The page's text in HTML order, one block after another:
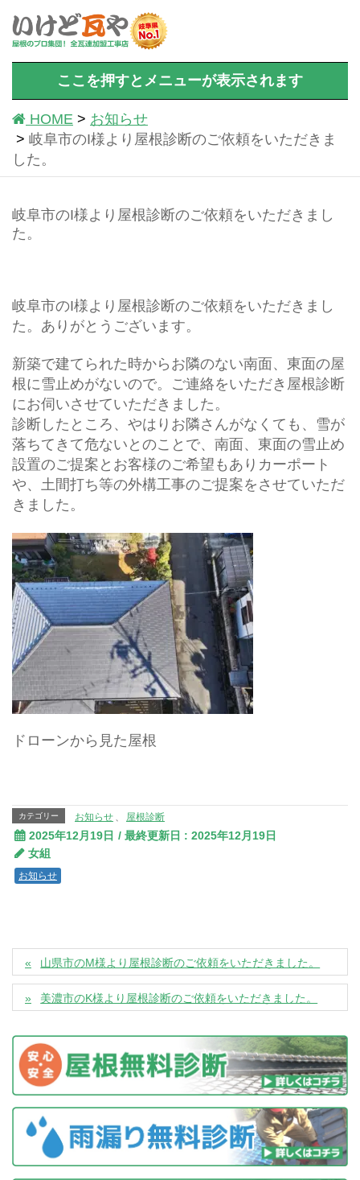
ここを押すとメニューが表示されます
HOME
お知らせ
岐阜市のI様より屋根診断のご依頼をいただきま
した。
岐阜市のI様より屋根診断のご依頼をいただきまし
た。
岐阜市のI様より屋根診断のご依頼をいただきまし
た。ありがとうございます。
新築で建てられた時からお隣のない南面、東面の屋
根に雪止めがないので。ご連絡をいただき屋根診断
にお伺いさせていただきました。
診断したところ、やはりお隣さんがなくても、雪が
落ちてきて危ないとのことで、南面、東面の雪止め
設置のご提案とお客様のご希望もありカーポート
や、土間打ち等の外構工事のご提案をさせていただ
きました。
ドローンから見た屋根
カテゴリー お知らせ 、 屋根診断
2025年12月19日 / 最終更新日 : 2025年12月19日
女組
お知らせ
山県市のM様より屋根診断のご依頼をいただきました。
美濃市のK様より屋根診断のご依頼をいただきました。